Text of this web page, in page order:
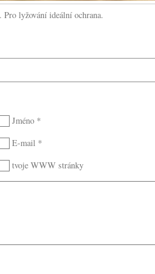
Pro lyžování ideální ochrana.
Jméno *
E-mail *
tvoje WWW stránky